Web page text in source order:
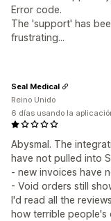
Error code.
The 'support' has
frustrating...
Abysmal. The
have not pulled into
- new invoices have
- Void orders still
I'd read all the
how terrible people's
Seal Medical
Reino Unido
6 días usando la